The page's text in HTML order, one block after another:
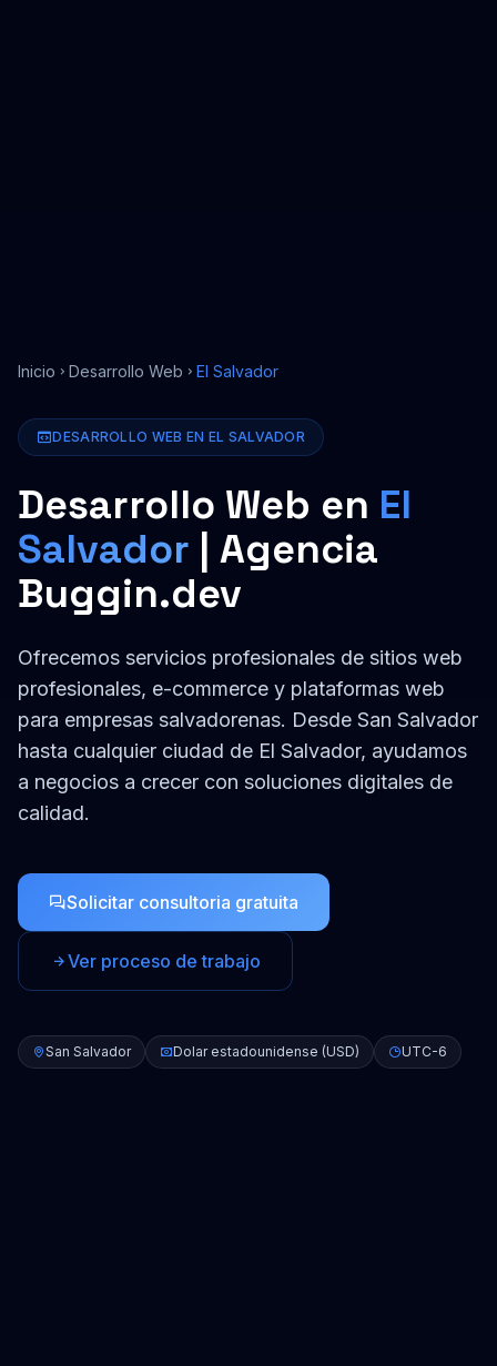
Inicio Desarrollo Web El Salvador
DESARROLLO WEB EN EL SALVADOR
Desarrollo Web en El
Salvador | Agencia
Buggin.dev
Ofrecemos servicios profesionales de sitios web
profesionales, e-commerce y plataformas web
para empresas salvadorenas. Desde San Salvador
hasta cualquier ciudad de El Salvador, ayudamos
a negocios a crecer con soluciones digitales de
calidad.
Solicitar consultoria gratuita
Ver proceso de trabajo
San Salvador Dolar estadounidense (USD) UTC-6